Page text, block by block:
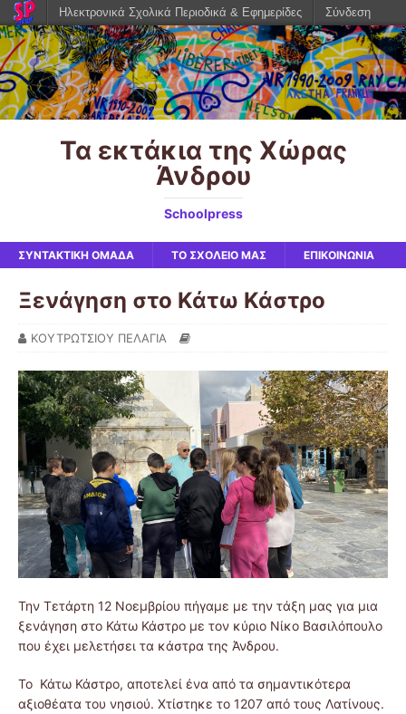
Τα εκτάκια της Χώρας
Άνδρου
Schoolpress
ΣΥΝΤΑΚΤΙΚΗ ΟΜΑΔΑ ΤΟ ΣΧΟΛΕΙΟ ΜΑΣ ΕΠΙΚΟΙΝΩΝΙΑ
Ξενάγηση στο Κάτω Κάστρο
ΚΟΥΤΡΩΤΣΙΟΥ ΠΕΛΑΓΙΑ
Την Τετάρτη 12 Νοεμβρίου πήγαμε με την τάξη μας για μια
ξενάγηση στο Κάτω Κάστρο με τον κύριο Νίκο Βασιλόπουλο
που έχει μελετήσει τα κάστρα της Άνδρου.
Το Κάτω Κάστρο, αποτελεί ένα από τα σημαντικότερα
αξιοθέατα του νησιού. Χτίστηκε το 1207 από τους Λατίνους.
Ηλεκτρονικά Σχολικά Περιοδικά & Εφημερίδες Σύνδεση